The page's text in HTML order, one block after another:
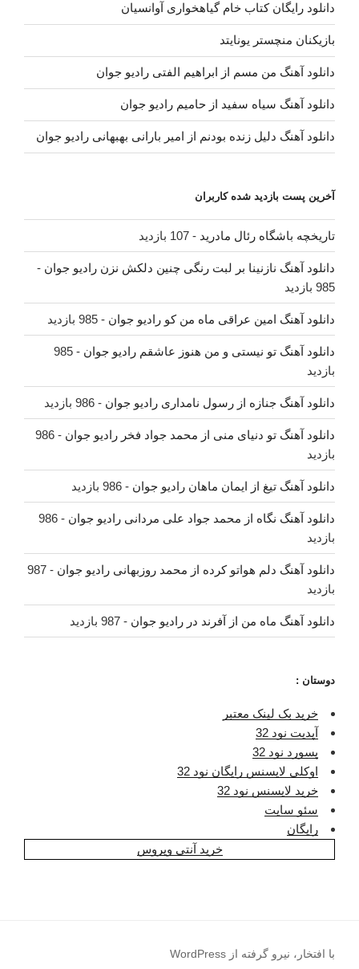
دانلود رایگان کتاب خام گیاهخواری آوانسیان
بازیکنان منچستر یونایتد
دانلود آهنگ من مسم از ابراهیم الفتی رادیو جوان
دانلود آهنگ سیاه سفید از حامیم رادیو جوان
دانلود آهنگ دلیل زنده بودنم از امیر بارانی بهبهانی رادیو جوان
آخرین پست بازدید شده کاربران
تاریخچه باشگاه رئال مادرید - 107 بازدید
دانلود آهنگ نازنینا بر لبت رنگی چنین دلکش نزن رادیو جوان -
985 بازدید
دانلود آهنگ امین عراقی ماه من کو رادیو جوان - 985 بازدید
دانلود آهنگ تو نیستی و من هنوز عاشقم رادیو جوان
- 985
بازدید
دانلود آهنگ جنازه از رسول نامداری رادیو جوان - 986 بازدید
دانلود آهنگ تو دنیای منی از محمد جواد فخر رادیو جوان
- 986
بازدید
دانلود آهنگ تیغ از ایمان ماهان رادیو جوان - 986 بازدید
دانلود آهنگ نگاه از محمد جواد علی مردانی رادیو جوان
- 986
بازدید
دانلود آهنگ دلم هواتو کرده از محمد روزبهانی رادیو جوان
- 987
بازدید
دانلود آهنگ ماه من از آفرند در رادیو جوان - 987 بازدید
دوستان :
خرید بک لینک معتبر
آپدیت نود 32
پسورد نود 32
اوکلی لایسنس رایگان نود 32
خرید لایسنس نود 32
سئو سایت
رایگان
خرید آنتی ویروس
با افتخار، نیرو گرفته از WordPress